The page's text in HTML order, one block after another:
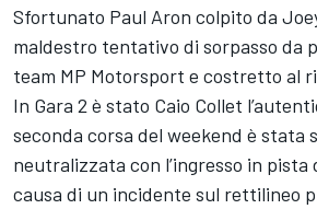
Sfortunato Paul Aron colpito da
maldestro tentativo di sorpasso da
team MP Motorsport e costretto al
In Gara 2 è stato Caio Collet
seconda corsa del weekend è stata
neutralizzata con l’ingresso in pista
causa di un incidente sul rettilineo